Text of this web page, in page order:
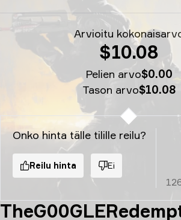
Arvioitu
$10.08
Pelien arvo$0.00
Tason arvo$10.08
Onko hinta tälle tilille reilu?
Reilu hinta Ei